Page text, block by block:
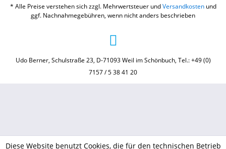
* Alle Preise verstehen sich zzgl. Mehrwertsteuer undVersandkostenund
ggf. Nachnahmegebühren, wenn nicht anders beschrieben
Udo Berner, Schulstraße 23, D-71093 Weil im Schönbuch, Tel.: +49 (0)
7157 / 5 38 41 20
Diese Website benutzt Cookies, die für den technischen Betrieb